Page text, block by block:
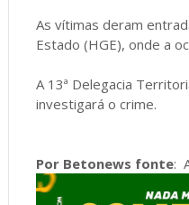
As vítimas deram
Estado (HGE), onde a
A 13ª Delegacia
investigará o crime.
Por Betonews fonte: